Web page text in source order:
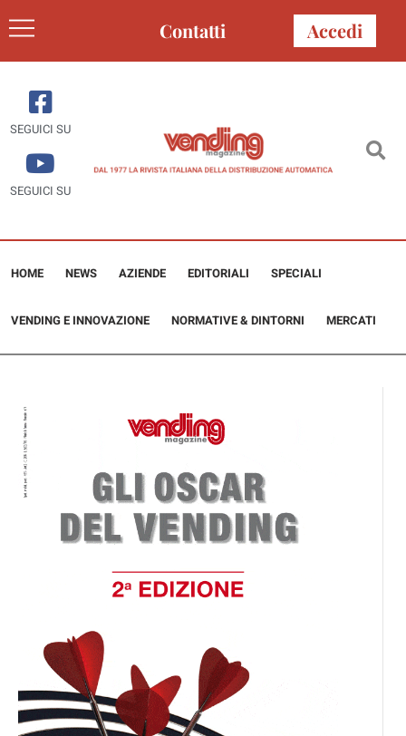
Contatti Accedi
SEGUICI SU
SEGUICI SU
HOME NEWS AZIENDE EDITORIALI SPECIALI
VENDING E INNOVAZIONE NORMATIVE & DINTORNI MERCATI